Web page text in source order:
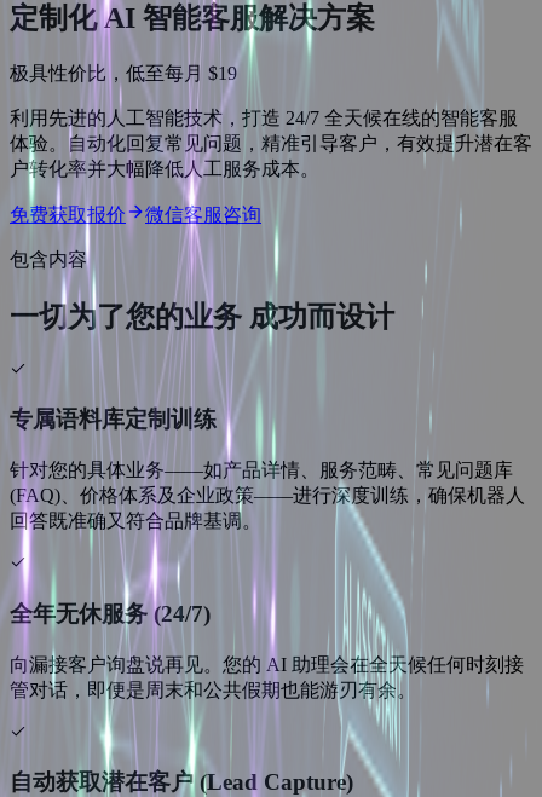
定制化 AI 智能客服解决方案
极具性价比，低至每月 $19
利用先进的人工智能技术，打造 24/7 全天候在线的智能客服
体验。自动化回复常见问题，精准引导客户，有效提升潜在客
户转化率并大幅降低人工服务成本。
免费获取报价 微信客服咨询
包含内容
一切为了您的业务 成功而设计
专属语料库定制训练
针对您的具体业务——如产品详情、服务范畴、常见问题库
(FAQ)、价格体系及企业政策——进行深度训练，确保机器人
回答既准确又符合品牌基调。
全年无休服务 (24/7)
向漏接客户询盘说再见。您的 AI 助理会在全天候任何时刻接
管对话，即便是周末和公共假期也能游刃有余。
自动获取潜在客户 (Lead Capture)